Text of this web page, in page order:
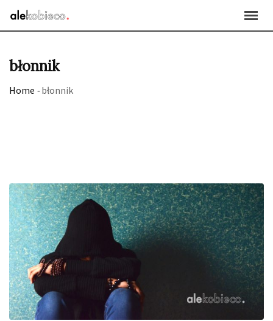
błonnik
Home -błonnik